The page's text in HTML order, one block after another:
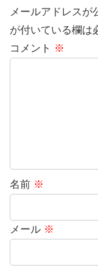
メールアドレスが
が付いている欄は
コメント ※
名前 ※
メール ※